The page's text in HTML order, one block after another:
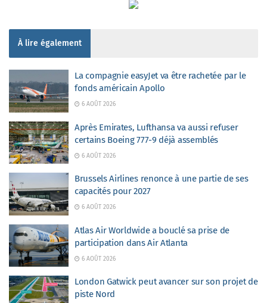
À lire également
La compagnie easyJet va être rachetée par le
fonds américain Apollo
6 AOÛT 2026
Après Emirates, Lufthansa va aussi refuser
certains Boeing 777-9 déjà assemblés
6 AOÛT 2026
Brussels Airlines renonce à une partie de ses
capacités pour 2027
6 AOÛT 2026
Atlas Air Worldwide a bouclé sa prise de
participation dans Air Atlanta
6 AOÛT 2026
London Gatwick peut avancer sur son projet de
piste Nord